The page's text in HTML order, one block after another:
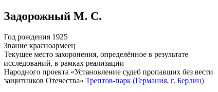
Задорожный М. С.
Год рождения 1925
Звание красноармеец
Текущее место захоронения, определённое в результате
исследований, в рамках реализации
Народного проекта «Установление судеб пропавших без вести
защитников Отечества» Трептов-парк (Германия, г. Берлин)